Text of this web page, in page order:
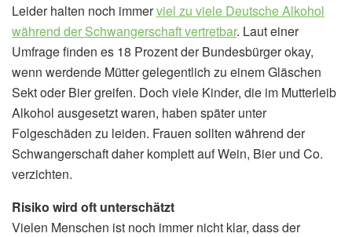
Leider halten noch immerviel zu viele Deutsche Alkohol
während der Schwangerschaft vertretbar. Laut einer
Umfrage finden es 18 Prozent der Bundesbürger okay,
wenn werdende Mütter gelegentlich zu einem Gläschen
Sekt oder Bier greifen. Doch viele Kinder, die im Mutterleib
Alkohol ausgesetzt waren, haben später unter
Folgeschäden zu leiden. Frauen sollten während der
Schwangerschaft daher komplett auf Wein, Bier und Co.
verzichten.
Risiko wird oft unterschätzt
Vielen Menschen ist noch immer nicht klar, dass der